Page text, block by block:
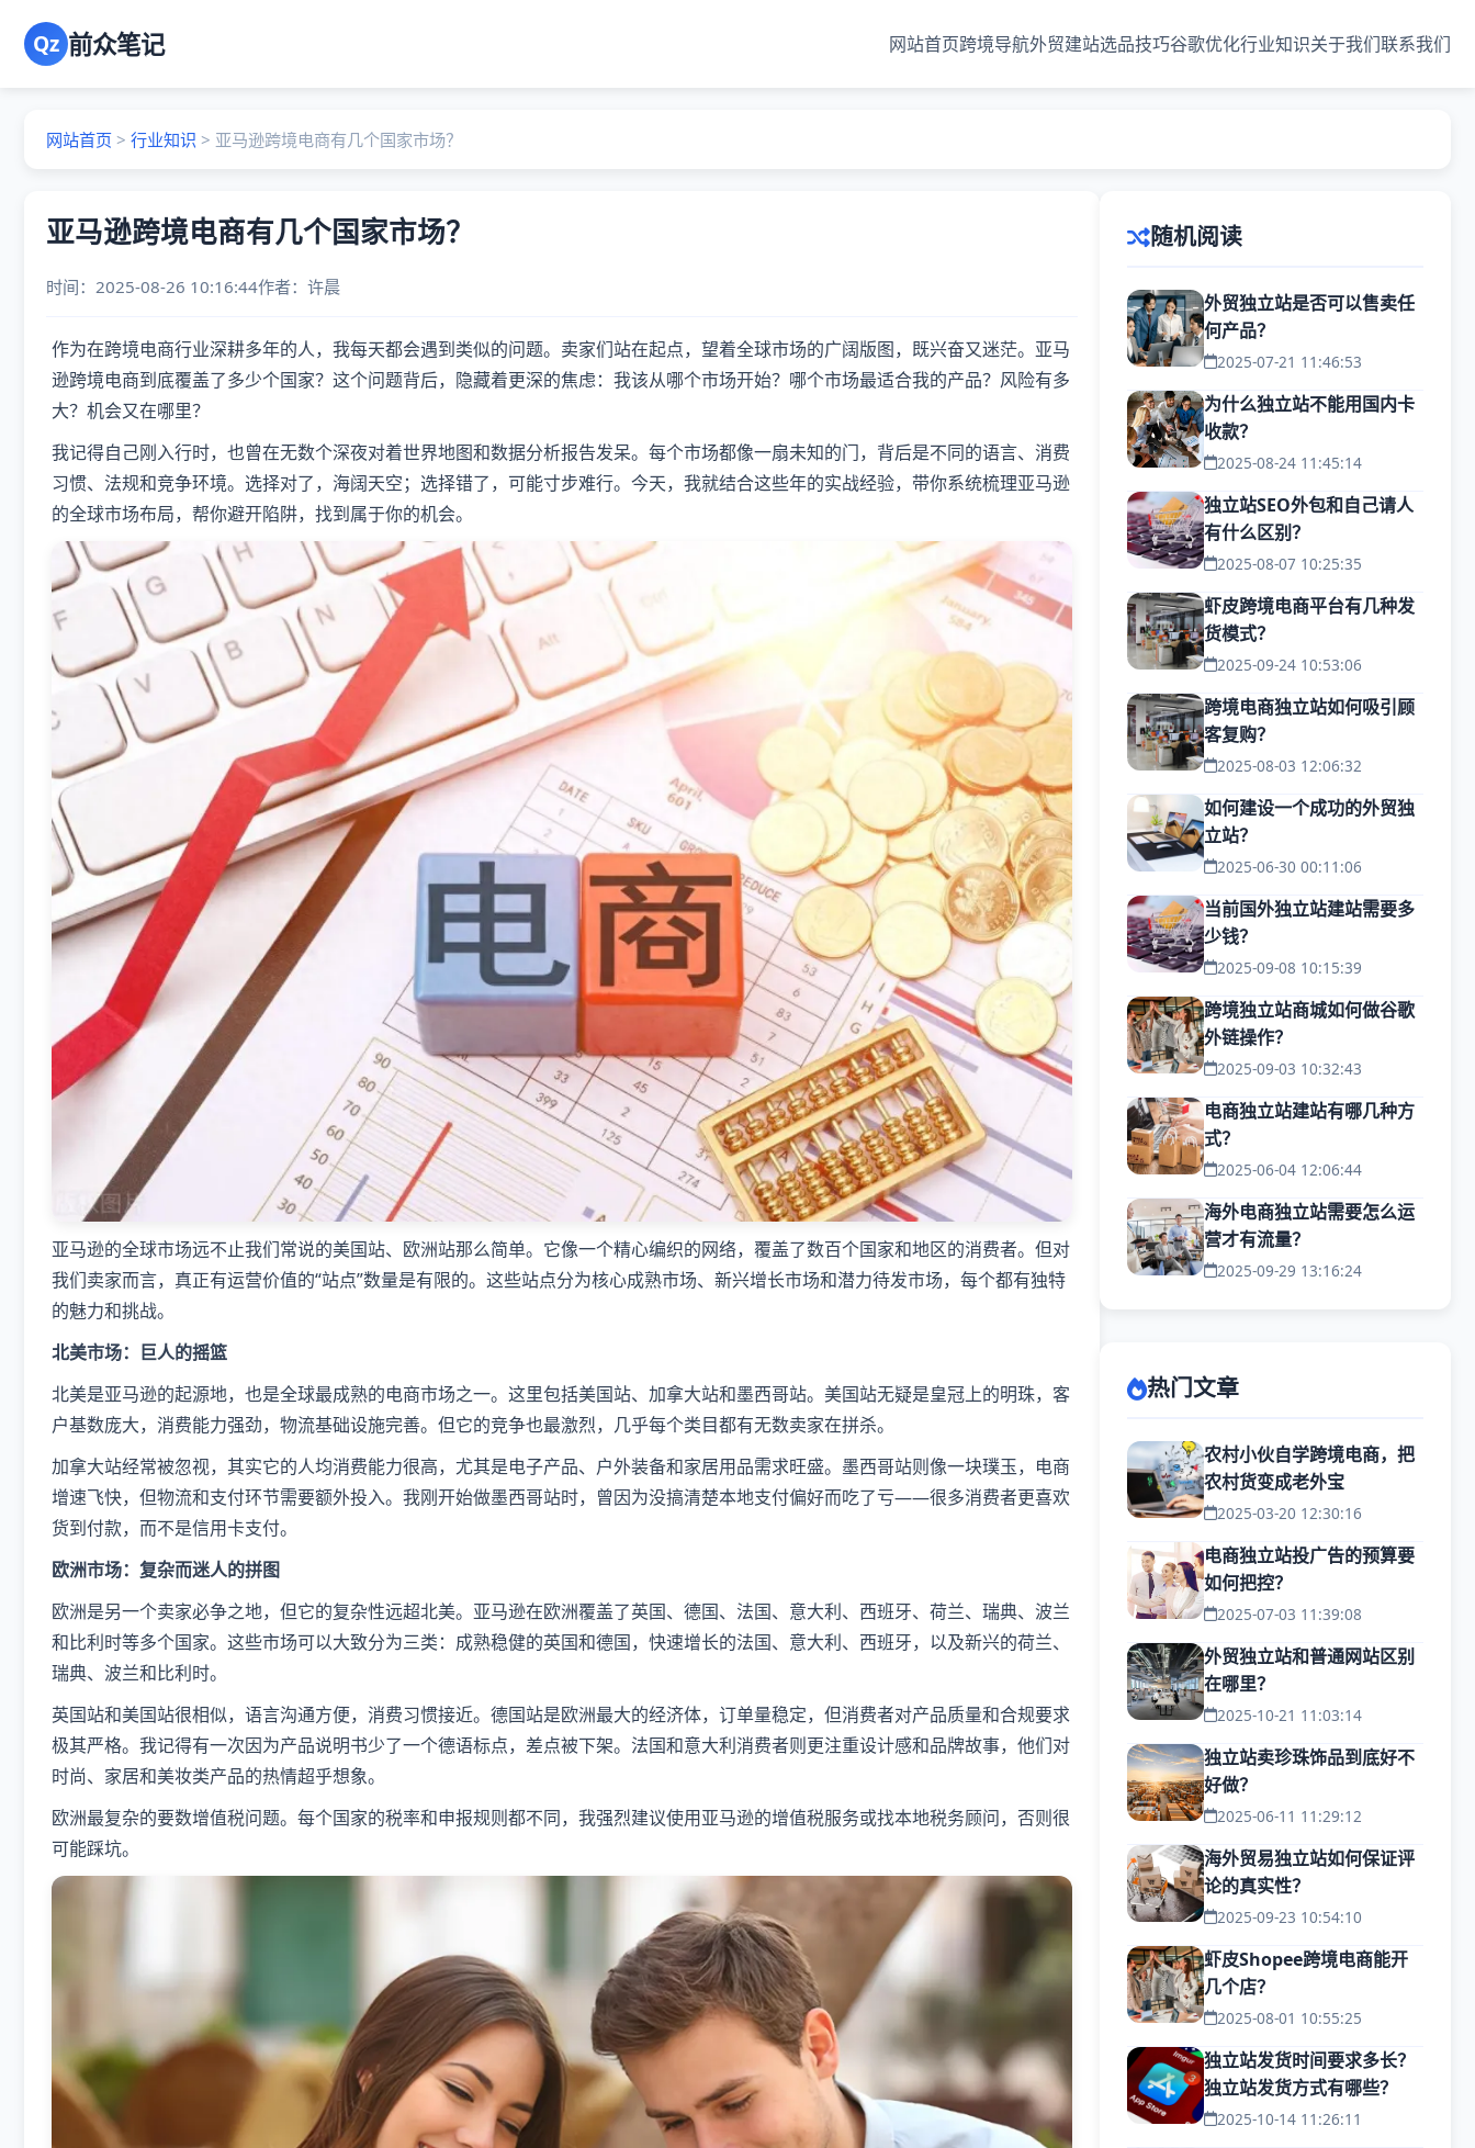
Qz 前众笔记 网站首页跨境导航外贸建站选品技巧谷歌优化行业知识关于我们联系我们
网站首页 > 行业知识 > 亚马逊跨境电商有几个国家市场？
亚马逊跨境电商有几个国家市场？
时间：2025-08-26 10:16:44作者： 许晨
作为在跨境电商行业深耕多年的人，我每天都会遇到类似的问题。卖家们站在起点，望着全球市场的广阔版图，既兴奋又迷茫。亚马
逊跨境电商到底覆盖了多少个国家？这个问题背后，隐藏着更深的焦虑：我该从哪个市场开始？哪个市场最适合我的产品？风险有多
大？机会又在哪里？
我记得自己刚入行时，也曾在无数个深夜对着世界地图和数据分析报告发呆。每个市场都像一扇未知的门，背后是不同的语言、消费
习惯、法规和竞争环境。选择对了，海阔天空；选择错了，可能寸步难行。今天，我就结合这些年的实战经验，带你系统梳理亚马逊
的全球市场布局，帮你避开陷阱，找到属于你的机会。
亚马逊的全球市场远不止我们常说的美国站、欧洲站那么简单。它像一个精心编织的网络，覆盖了数百个国家和地区的消费者。但对
我们卖家而言，真正有运营价值的“站点”数量是有限的。这些站点分为核心成熟市场、新兴增长市场和潜力待发市场，每个都有独特
的魅力和挑战。
​北美市场：巨人的摇篮​
北美是亚马逊的起源地，也是全球最成熟的电商市场之一。这里包括美国站、加拿大站和墨西哥站。美国站无疑是皇冠上的明珠，客
户基数庞大，消费能力强劲，物流基础设施完善。但它的竞争也最激烈，几乎每个类目都有无数卖家在拼杀。
加拿大站经常被忽视，其实它的人均消费能力很高，尤其是电子产品、户外装备和家居用品需求旺盛。墨西哥站则像一块璞玉，电商
增速飞快，但物流和支付环节需要额外投入。我刚开始做墨西哥站时，曾因为没搞清楚本地支付偏好而吃了亏——很多消费者更喜欢
货到付款，而不是信用卡支付。
​欧洲市场：复杂而迷人的拼图​
欧洲是另一个卖家必争之地，但它的复杂性远超北美。亚马逊在欧洲覆盖了英国、德国、法国、意大利、西班牙、荷兰、瑞典、波兰
和比利时等多个国家。这些市场可以大致分为三类：成熟稳健的英国和德国，快速增长的法国、意大利、西班牙，以及新兴的荷兰、
瑞典、波兰和比利时。
英国站和美国站很相似，语言沟通方便，消费习惯接近。德国站是欧洲最大的经济体，订单量稳定，但消费者对产品质量和合规要求
极其严格。我记得有一次因为产品说明书少了一个德语标点，差点被下架。法国和意大利消费者则更注重设计感和品牌故事，他们对
时尚、家居和美妆类产品的热情超乎想象。
欧洲最复杂的要数增值税问题。每个国家的税率和申报规则都不同，我强烈建议使用亚马逊的增值税服务或找本地税务顾问，否则很
可能踩坑。
随机阅读
外贸独立站是否可以售卖任
何产品？
2025-07-21 11:46:53
为什么独立站不能用国内卡
收款？
2025-08-24 11:45:14
独立站SEO外包和自己请人
有什么区别？
2025-08-07 10:25:35
虾皮跨境电商平台有几种发
货模式？
2025-09-24 10:53:06
跨境电商独立站如何吸引顾
客复购？
2025-08-03 12:06:32
如何建设一个成功的外贸独
立站？
2025-06-30 00:11:06
当前国外独立站建站需要多
少钱？
2025-09-08 10:15:39
跨境独立站商城如何做谷歌
外链操作？
2025-09-03 10:32:43
电商独立站建站有哪几种方
式？
2025-06-04 12:06:44
海外电商独立站需要怎么运
营才有流量？
2025-09-29 13:16:24
热门文章
农村小伙自学跨境电商，把
农村货变成老外宝
2025-03-20 12:30:16
电商独立站投广告的预算要
如何把控？
2025-07-03 11:39:08
外贸独立站和普通网站区别
在哪里？
2025-10-21 11:03:14
独立站卖珍珠饰品到底好不
好做？
2025-06-11 11:29:12
海外贸易独立站如何保证评
论的真实性？
2025-09-23 10:54:10
虾皮Shopee跨境电商能开
几个店？
2025-08-01 10:55:25
独立站发货时间要求多长？
独立站发货方式有哪些？
2025-10-14 11:26:11